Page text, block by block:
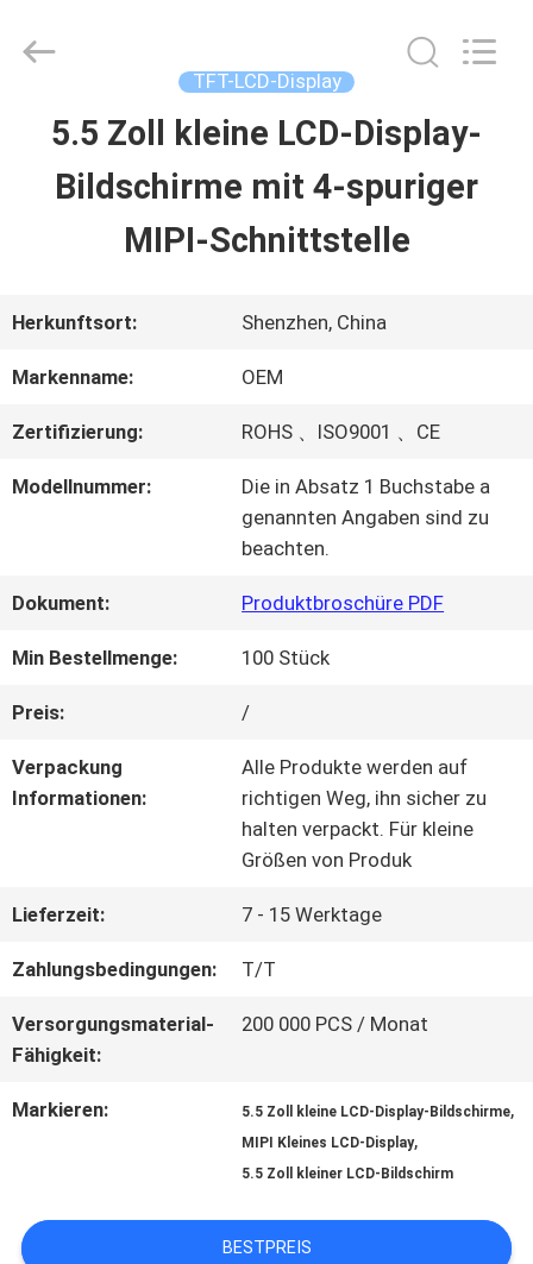
HAUSE
ÜBER
UNS
WERKSBESICHTIGUNG
QUALITÄTSKONTROLLE
UNS
EIN
ANGEBOT
SITEMAP
POLICY
ChengHao
TFT-LCD-Display
5.5 Zoll kleine LCD-Display-
Bildschirme mit 4-spuriger
MIPI-Schnittstelle
Herkunftsort: Shenzhen, China
Markenname: OEM
Zertifizierung: ROHS 、ISO9001 、CE
Modellnummer:
Die in Absatz 1 Buchstabe a
genannten Angaben sind zu
beachten.
Dokument: Produktbroschüre PDF
Min Bestellmenge: 100 Stück
Preis: /
Verpackung
Informationen:
Alle Produkte werden auf
richtigen Weg, ihn sicher zu
halten verpackt. Für kleine
Größen von Produk
Lieferzeit: 7 - 15 Werktage
Zahlungsbedingungen: T/T
Versorgungsmaterial-
Fähigkeit:
200 000 PCS / Monat
Markieren: 5.5 Zoll kleine LCD-Display-Bildschirme,
MIPI Kleines LCD-Display,
5.5 Zoll kleiner LCD-Bildschirm
BESTPREIS